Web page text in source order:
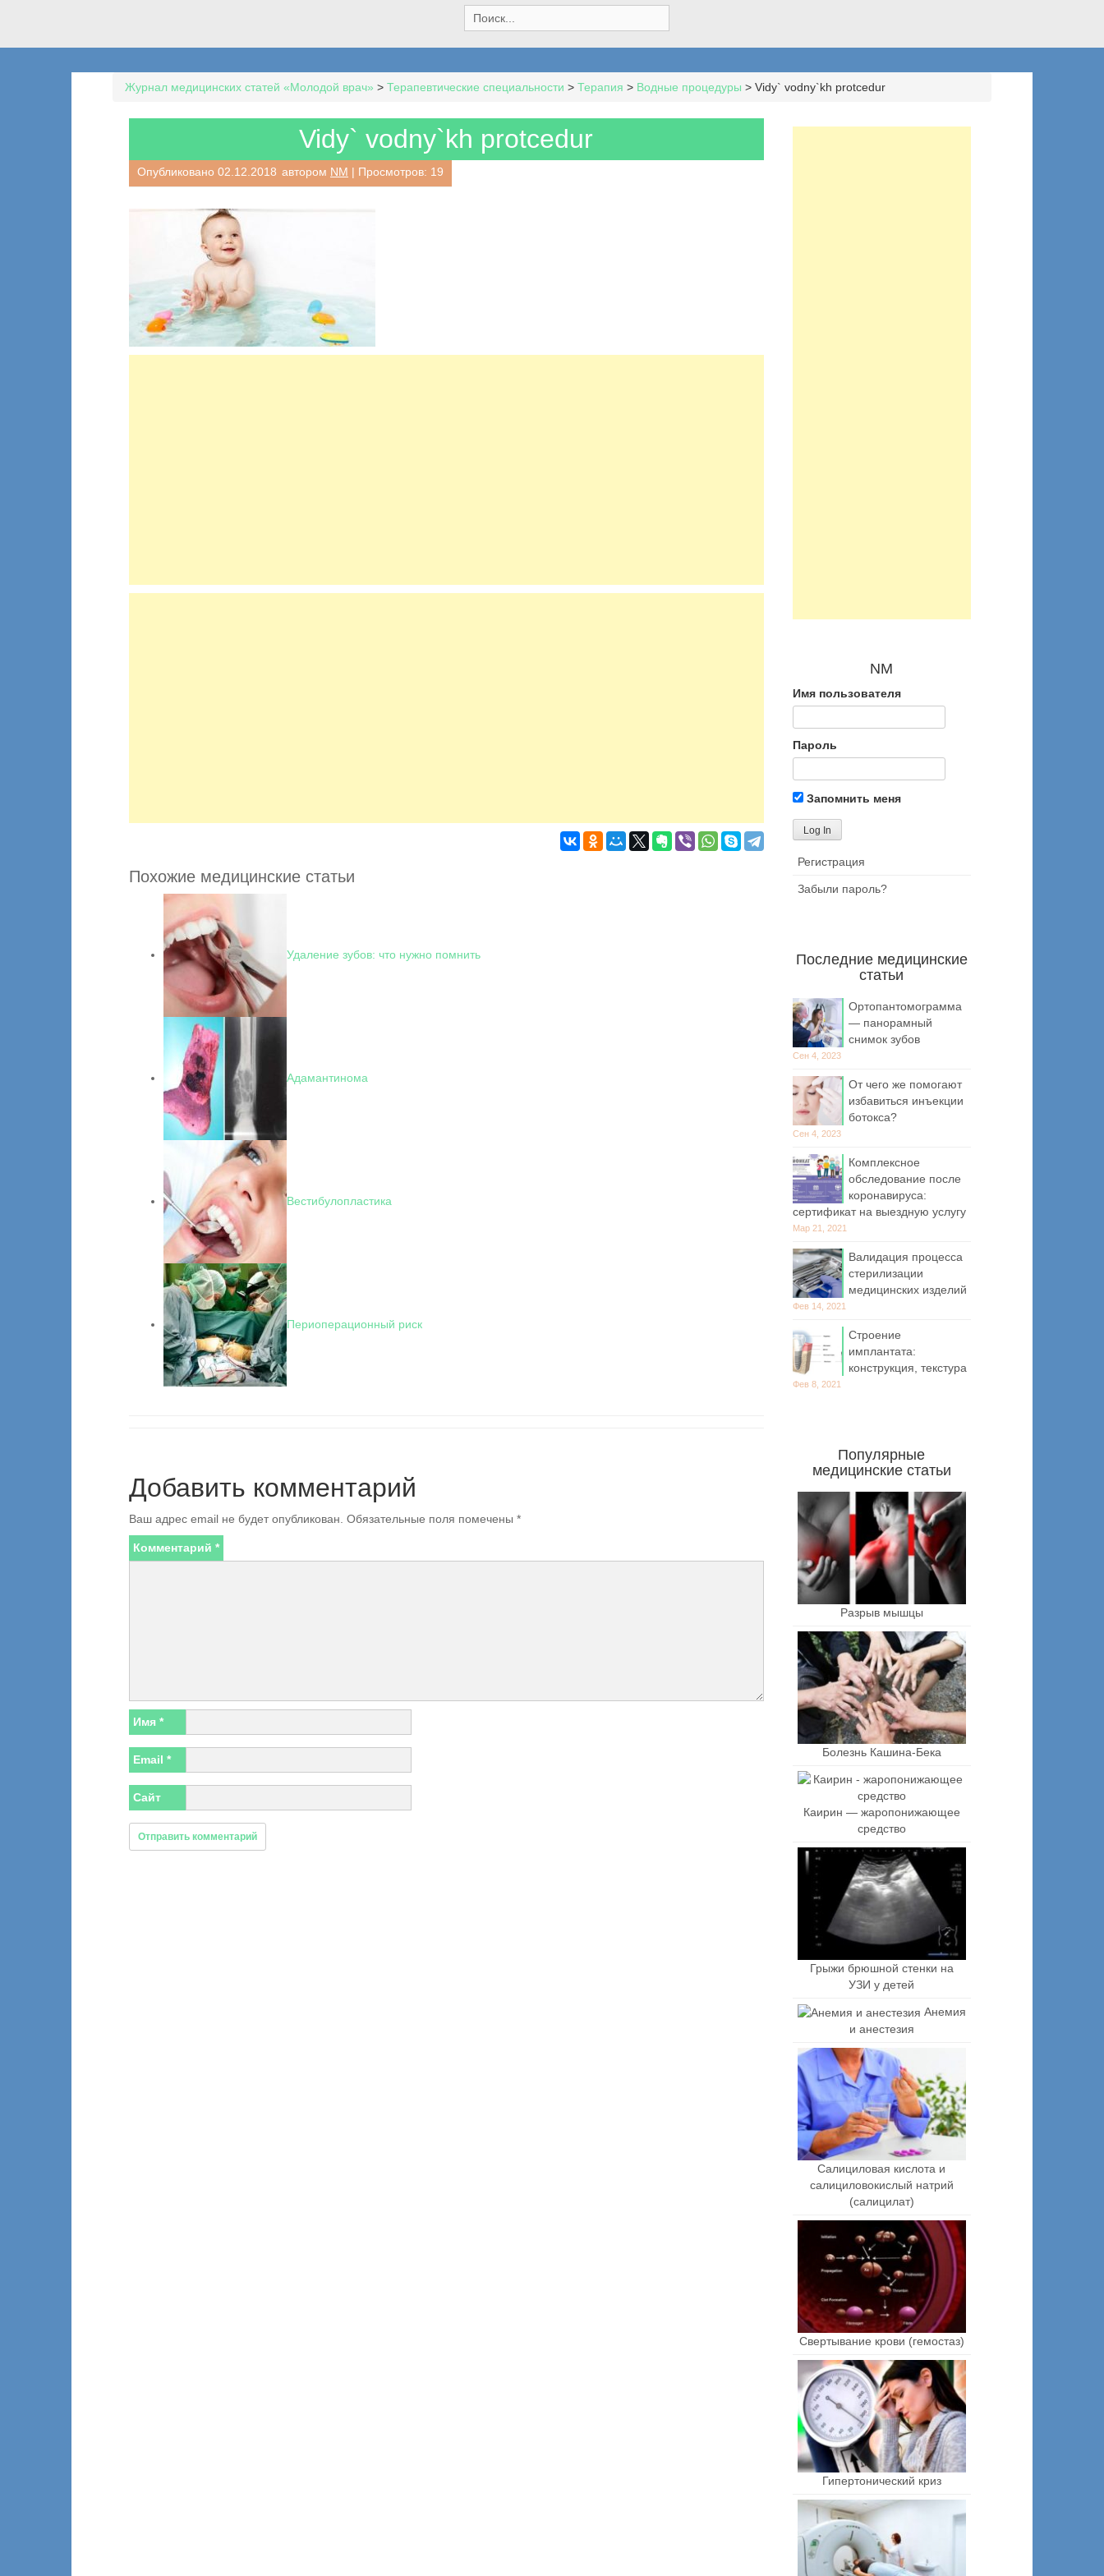
e
a
h
:
Журнал медицинских статей «Молодой врач» > Терапевтические специальности > Терапия > Водные процедуры > Vidy` vodny`kh protcedur
Vidy` vodny`kh protcedur
Опубликовано 02.12.2018 автором NM | Просмотров: 19
Похожие медицинские статьи
Удаление зубов: что нужно помнить
Адамантинома
Вестибулопластика
Периоперационный риск
Добавить комментарий
Ваш адрес email не будет опубликован. Обязательные поля помечены *
Комментарий *
Имя *
Email *
Сайт
NM
Имя пользователя
Пароль
Запомнить меня
Регистрация
Забыли пароль?
Последние медицинские
статьи
Ортопантомограмма
— панорамный
снимок зубов
Сен 4, 2023
От чего же помогают
избавиться инъекции
ботокса?
Сен 4, 2023
Комплексное
обследование после
коронавируса:
сертификат на выездную услугу
Мар 21, 2021
Валидация процесса
стерилизации
медицинских изделий
Фев 14, 2021
Строение
имплантата:
конструкция, текстура
Фев 8, 2021
Популярные
медицинские статьи
Разрыв мышцы
Болезнь Кашина-Бека
Каирин — жаропонижающее
средство
Грыжи брюшной стенки на
УЗИ у детей
Анемия
и анестезия
Салициловая кислота и
салициловокислый натрий
(салицилат)
Свертывание крови (гемостаз)
Гипертонический криз